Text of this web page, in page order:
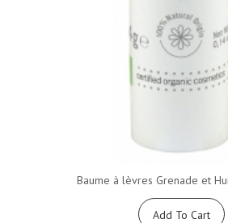
Baume à lèvres Grenade et
Add To Cart